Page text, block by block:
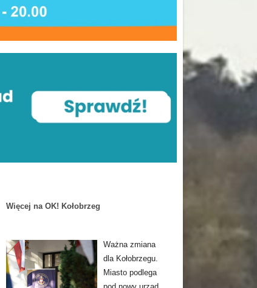
Więcej na OK! Kołobrzeg
Ważna zmiana
dla Kołobrzegu.
Miasto podlega